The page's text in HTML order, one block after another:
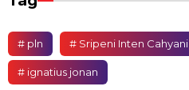
# pln # Sripeni Inten Cahyani
# ignatius jonan